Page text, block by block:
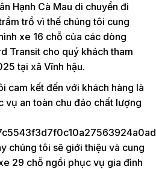
Hạnh Cà Mau di chuyển đi
trồ vì thế chúng tôi cung
xe 16 chỗ của các dòng
Transit cho quý khách tham
tại xã Vĩnh hậu.
cam kết đến với khách hàng là
vụ an toàn chu đáo chất lượng
chúng tôi sẽ giới thiệu và cung
29 chỗ ngồi phục vụ gia đình